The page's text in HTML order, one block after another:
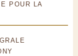
POUR LA